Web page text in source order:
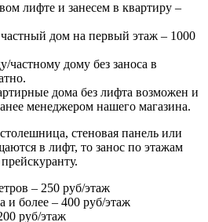
лифте и занесем в квартиру –
дом на первый этаж – 1000
частному дому без заноса в
дома без лифта возможен и
менеджером нашего магазина.
стеновая панель или
в лифт, то занос по этажам
– 250 руб/этаж
и более – 400 руб/этаж
руб/этаж